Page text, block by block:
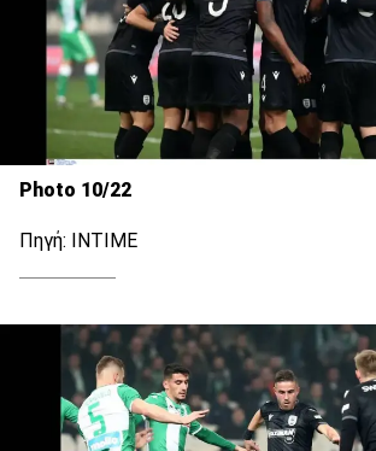
Photo 10/22
Πηγή: ΙΝΤΙΜΕ